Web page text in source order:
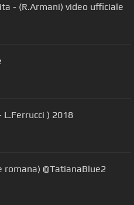
- (R.Armani) video ufficiale
LEO FERRUCCI AMANTI NO (L .Aprea - L.Ferrucci ) 2018
@TatianaBlue2